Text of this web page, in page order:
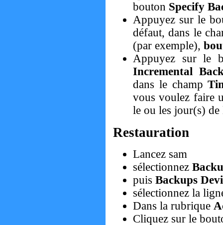
bouton Specify
Appuyez sur le
défaut, dans le
(par exemple),
Appuyez sur le
Incremental
dans le champ
vous voulez faire
le ou les jour(s)
Restauration
Lancez sam
sélectionnez
puis Backups
sélectionnez la
Dans la rubrique
Cliquez sur le